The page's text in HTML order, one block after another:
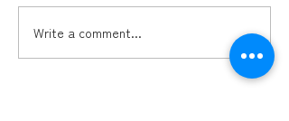
Sora 2 で動画編集は劇変
Write a comment...